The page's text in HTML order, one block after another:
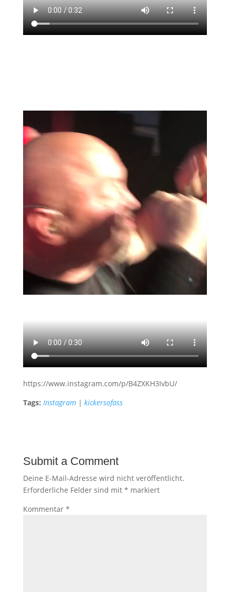
https://www.instagram.com/p/B4ZXKH3IvbU/
Tags: Instagram| kickersofass
Submit a Comment
Deine E-Mail-Adresse wird nicht veröffentlicht.
Erforderliche Felder sind mit * markiert
Kommentar *